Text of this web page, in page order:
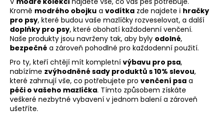
Kromě modrého obojku a vodítka zde najdete i hračky
pro psy, které budou vaše mazlíčky rozveselovat, a další
doplňky pro psy, které obohatí každodenní venčení.
Naše produkty jsou navrženy tak, aby byly odolné,
bezpečné a zároveň pohodlné pro každodenní použití.
Pro ty, kteří chtějí mít kompletní výbavu pro psa,
nabízíme zvýhodněné sady produktů s 10% slevou,
které zahrnují vše, co potřebujete pro venčení psa a
péči o vašeho mazlíčka. Tímto způsobem získáte
veškeré nezbytné vybavení v jednom balení a zároveň
ušetříte.
t
e
n
a
j
í
t
?